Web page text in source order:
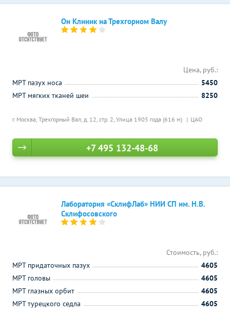
Он Клиник на Трехгорном Валу
г. Москва, Трехгорный Вал, д. 12, стр. 2, Улица 1905 года (616 м) ЦАО
Цена, руб.:
МРТ пазух носа
5450
МРТ мягких тканей шеи
8250
+7 495 132-48-68
Лаборатория «СклифЛаб» НИИ СП им. Н.В.
Склифосовского
Стоимость, руб.:
МРТ придаточных пазух
4605
МРТ головы
4605
МРТ глазных орбит
4605
МРТ турецкого седла
4605